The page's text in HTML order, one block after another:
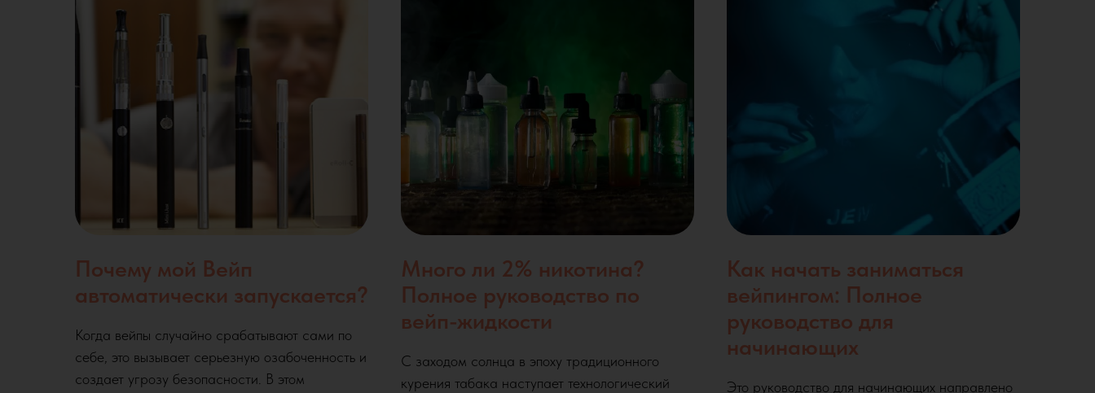
Почему мой Вейп
автоматически запускается?
Когда вейпы случайно срабатывают сами по
себе, это вызывает серьезную озабоченность и
создает угрозу безопасности. В этом
Много ли 2% никотина?
Полное руководство по
вейп-жидкости
С заходом солнца в эпоху традиционного
курения табака наступает технологический
Как начать заниматься
вейпингом: Полное
руководство для
начинающих
Это руководство для начинающих направлено